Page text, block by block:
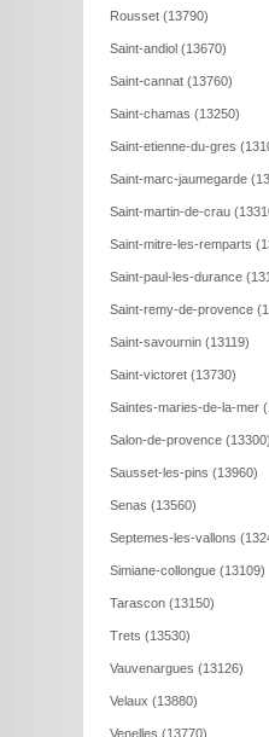
Rousset (13790)
Saint-andiol (13670)
Saint-cannat (13760)
Saint-chamas (13250)
Saint-etienne-du-gres
Saint-marc-jaumegarde
Saint-martin-de-crau
Saint-mitre-les-remparts
Saint-paul-les-durance
Saint-remy-de-provence
Saint-savournin (13119)
Saint-victoret (13730)
Saintes-maries-de-la-mer
Salon-de-provence (13300)
Sausset-les-pins (13960)
Senas (13560)
Septemes-les-vallons
Simiane-collongue (13109)
Tarascon (13150)
Trets (13530)
Vauvenargues (13126)
Velaux (13880)
Venelles (13770)